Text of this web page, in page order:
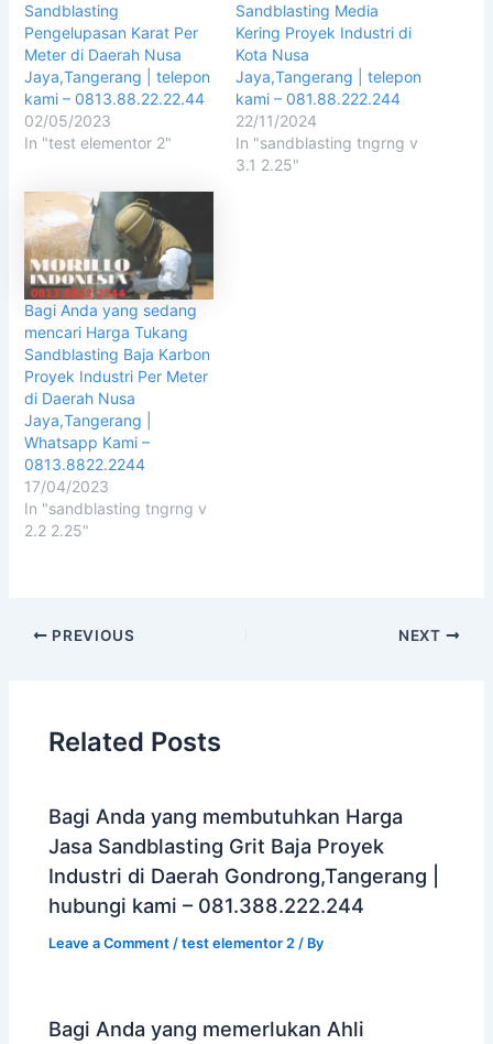
Sandblasting
Pengelupasan Karat Per
Meter di Daerah Nusa
Jaya,Tangerang | telepon
kami – 0813.88.22.22.44
02/05/2023
In "test elementor 2"
Sandblasting Media
Kering Proyek Industri di
Kota Nusa
Jaya,Tangerang | telepon
kami – 081.88.222.244
22/11/2024
In "sandblasting tngrng v
3.1 2.25"
Bagi Anda yang sedang
mencari Harga Tukang
Sandblasting Baja Karbon
Proyek Industri Per Meter
di Daerah Nusa
Jaya,Tangerang |
Whatsapp Kami –
0813.8822.2244
17/04/2023
In "sandblasting tngrng v
2.2 2.25"
PREVIOUS NEXT
Related Posts
Bagi Anda yang membutuhkan Harga
Jasa Sandblasting Grit Baja Proyek
Industri di Daerah Gondrong,Tangerang |
hubungi kami – 081.388.222.244
Leave a Comment /test elementor 2 / By
Bagi Anda yang memerlukan Ahli